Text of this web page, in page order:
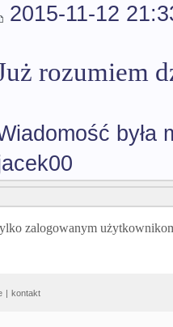
2015-11-12
rozumiem
była
zalogowanym
| kontakt